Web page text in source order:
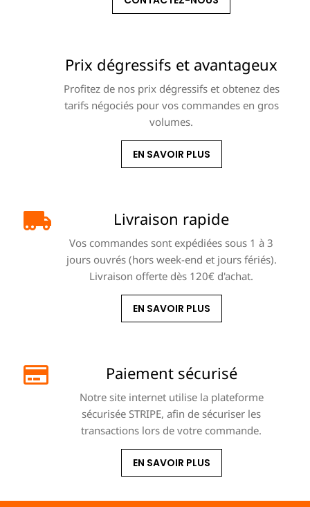
Prix dégressifs et avantageux
Profitez de nos prix dégressifs et obtenez des
tarifs négociés pour vos commandes en gros
volumes.
EN SAVOIR PLUS
Livraison rapide
Vos commandes sont expédiées sous 1 à 3
jours ouvrés (hors week-end et jours fériés).
Livraison offerte dès 120€ d'achat.
EN SAVOIR PLUS
Paiement sécurisé
Notre site internet utilise la plateforme
sécurisée STRIPE, afin de sécuriser les
transactions lors de votre commande.
EN SAVOIR PLUS